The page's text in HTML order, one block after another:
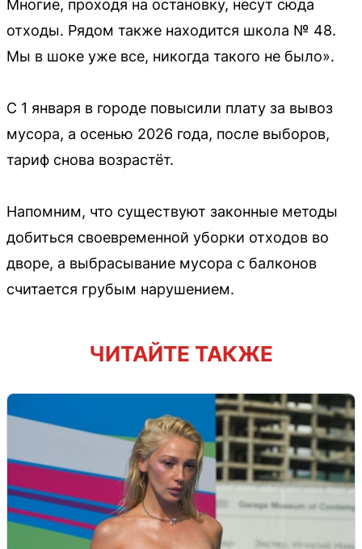
Многие, проходя на остановку, несут сюда
отходы. Рядом также находится школа № 48.
Мы в шоке уже все, никогда такого не было».
С 1 января в городе повысили плату за вывоз
мусора, а осенью 2026 года, после выборов,
тариф снова возрастёт.
Напомним, что существуют законные методы
добиться своевременной уборки отходов во
дворе, а выбрасывание мусора с балконов
считается грубым нарушением.
ЧИТАЙТЕ ТАКЖЕ